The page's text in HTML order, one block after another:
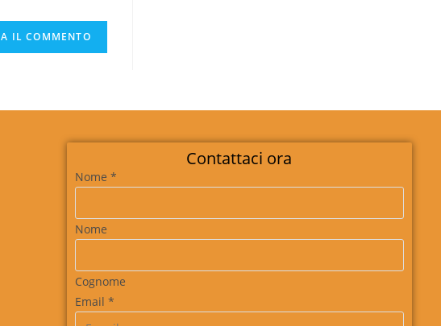
Contattaci ora
Nome *
Nome
Cognome
Email *